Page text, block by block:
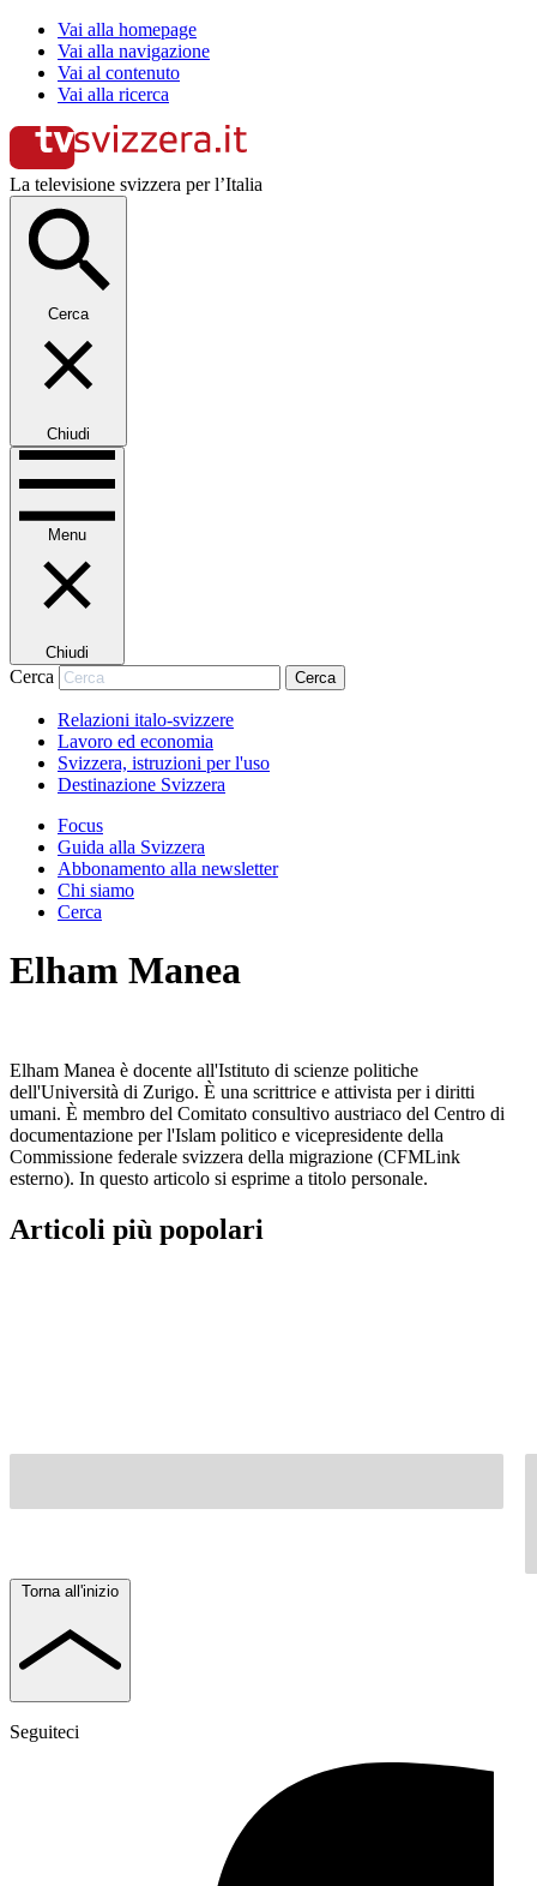
Vai alla homepage
Vai alla navigazione
Vai al contenuto
Vai alla ricerca
La televisione svizzera per l’Italia
Cerca
Chiudi
Menu
Chiudi
Cerca Cerca
Relazioni italo-svizzere
Lavoro ed economia
Svizzera, istruzioni per l'uso
Destinazione Svizzera
Focus
Guida alla Svizzera
Abbonamento alla newsletter
Chi siamo
Cerca
Elham Manea
Elham Manea è docente all'Istituto di scienze politiche
dell'Università di Zurigo. È una scrittrice e attivista per i diritti
umani. È membro del Comitato consultivo austriaco del Centro di
documentazione per l'Islam politico e vicepresidente della
Commissione federale svizzera della migrazione (CFMLink
esterno). In questo articolo si esprime a titolo personale.
Articoli più popolari
Torna all'inizio
Seguiteci